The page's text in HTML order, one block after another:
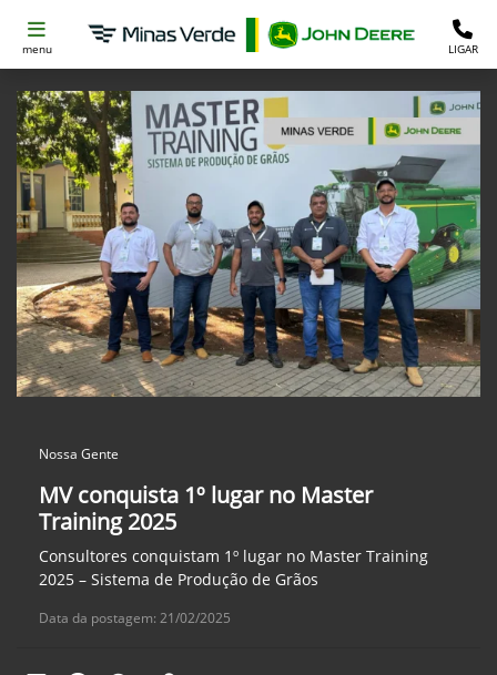
menu LIGAR
Nossa Gente
MV conquista 1º lugar no Master
Training 2025
Consultores conquistam 1º lugar no Master Training
2025 – Sistema de Produção de Grãos
Data da postagem: 21/02/2025